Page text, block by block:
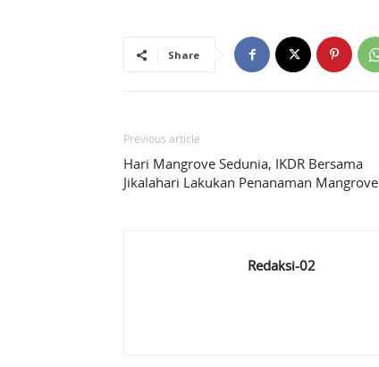
Share
Previous article
Hari Mangrove Sedunia, IKDR Bersama
Jikalahari Lakukan Penanaman Mangrove
Redaksi-02